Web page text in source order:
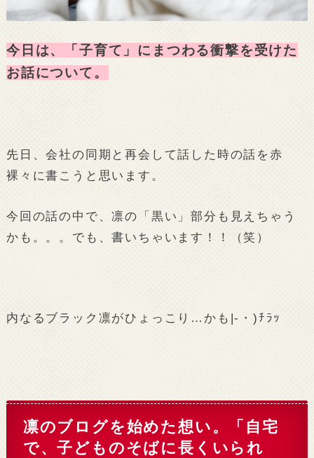
今日は、「子育て」にまつわる衝撃を受けた
お話について。
先日、会社の同期と再会して話した時の話を赤
裸々に書こうと思います。
今回の話の中で、凛の「黒い」部分も見えちゃう
かも。。。でも、書いちゃいます！！（笑）
内なるブラック凛がひょっこり…かも|-・)ﾁﾗｯ
凛のブログを始めた想い。「自宅
で、子どものそばに長くいられ